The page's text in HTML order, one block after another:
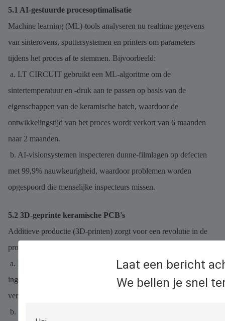
Laat een bericht
We bellen je snel
5.1 AI-gestuurde procesoptimalisatie
Machine learning (ML)-tools analyseren nu realtime gegevens
van sinterovens, sputtersystemen en printers om parameters
tijdens het proces af te stemmen. Bijvoorbeeld:
a. LT CIRCUIT gebruikt een ML-algoritme om de
sintertemperatuur en -druk aan te passen op basis van de
eigenschappen van de keramische batch, waardoor de
ontwikkelingstijd van het proces wordt verkort van 6 maanden
naar 2 maanden.
b. AI-visionsystemen inspecteren dunne-filmlagen op defecten
met 99,9% nauwkeurigheid, waardoor problemen worden
opgespoord die menselijke inspecteurs missen.
5.2 3D-geprinte keramische PCB's
Additieve productie (3D-printen) zorgt voor een revolutie in de
productie van keramische PCB's:
a. Binder Jetting: print complexe keramische substraten met
ingebouwde vias, waardoor materiaalverspilling met 40% wordt
verminderd.
b. Direct Ink Writing: print dikke-filmgeleiders rechtstreeks op